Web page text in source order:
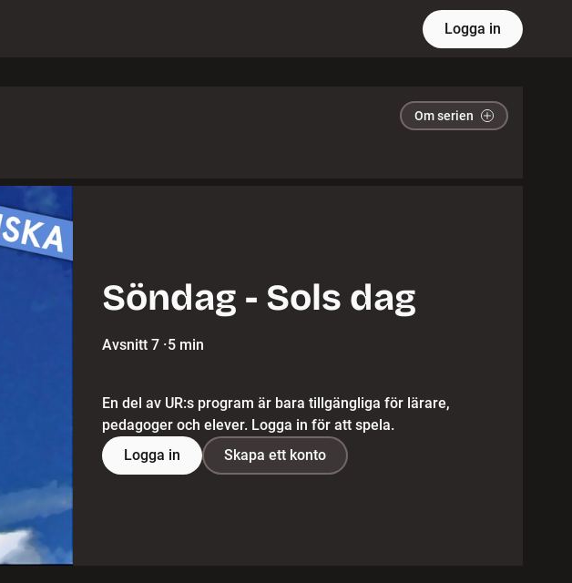
Logga in
Om serien
Söndag - Sols dag
Avsnitt 7 ·5 min
En del av UR:s program är bara tillgängliga för lärare,
pedagoger och elever. Logga in för att spela.
Logga in
Skapa ett konto